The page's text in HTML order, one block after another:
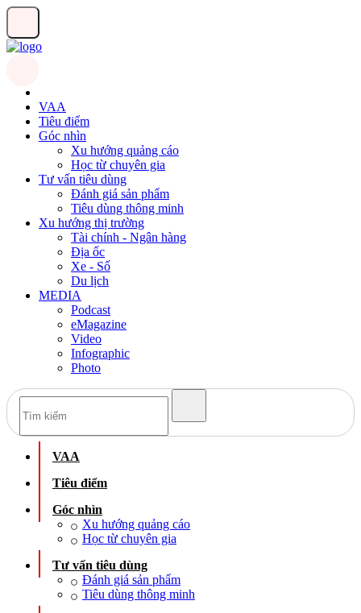
VAA
Tiêu điểm
Góc nhìn
Xu hướng quảng cáo
Học từ chuyên gia
Tư vấn tiêu dùng
Đánh giá sản phẩm
Tiêu dùng thông minh
Xu hướng thị trường
Tài chính - Ngân hàng
Địa ốc
Xe - Số
Du lịch
MEDIA
Podcast
eMagazine
Video
Infographic
Photo
VAA
Tiêu điểm
Góc nhìn
Xu hướng quảng cáo
Học từ chuyên gia
Tư vấn tiêu dùng
Đánh giá sản phẩm
Tiêu dùng thông minh